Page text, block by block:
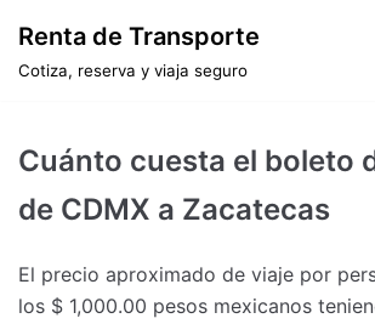
Saltar
al
Renta de Transporte
Cotiza, reserva y viaja seguro
Cuánto cuesta el boleto
de CDMX a Zacatecas
El precio aproximado de viaje por
los $ 1,000.00 pesos mexicanos